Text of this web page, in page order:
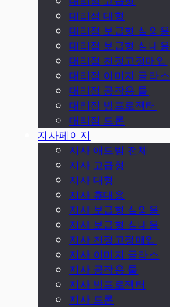
대리점 대형
대리점 보급형 실외용
대리점 보급형 실내용
대리점 천정고정매입
대리점 이미지 글라스
대리점 공작용 툴
대리점 빔프로젝터
대리점 드론
지사페이지
지사 애드빔 전체
지사 고급형
지사 대형
지사 휴대용
지사 보급형 실외용
지사 보급형 실내용
지사 천정고정매입
지사 이미지 글라스
지사 공작용 툴
지사 빔프로젝터
지사 드론